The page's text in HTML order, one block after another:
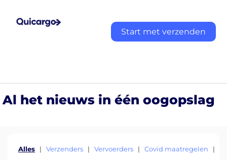
Start met verzenden
Al het nieuws in één oogopslag
Alles | Verzenders | Vervoerders | Covid maatregelen |